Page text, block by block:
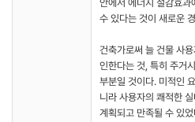
안에서 에너지 절감효과
수 있다는 것이 새로운
건축가로써 늘 건물 사
인한다는 것, 특히 주거
부분일 것이다. 미적인
니라 사용자의 쾌적한
계획되고 만족될 수 있